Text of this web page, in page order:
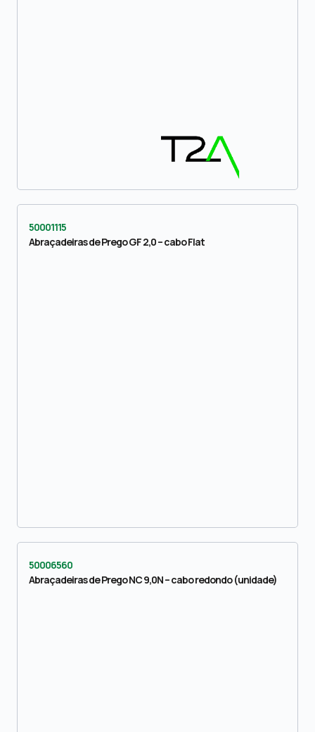
50001115
Abraçadeiras de Prego GF 2,0 – cabo Flat
50006560
Abraçadeiras de Prego NC 9,0N – cabo redondo (unidade)